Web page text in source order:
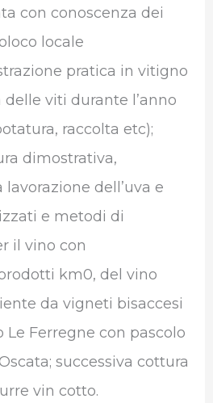
con conoscenza dei
locale
pratica in vitigno
viti durante l’anno
raccolta etc);
dimostrativa,
dell’uva e
e metodi di
il vino con
km0, del vino
da vigneti bisaccesi
Le Ferregne con pascolo
successiva cottura
vin cotto.